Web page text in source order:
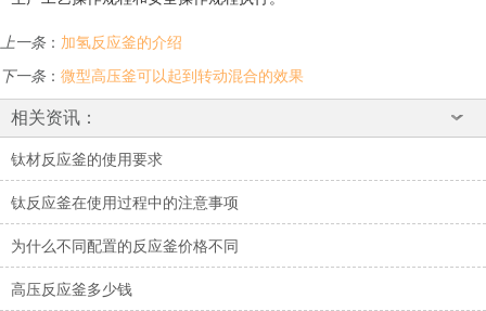
上一条： 加氢反应釜的介绍
下一条： 微型高压釜可以起到转动混合的效果
相关资讯：
钛材反应釜的使用要求
钛反应釜在使用过程中的注意事项
为什么不同配置的反应釜价格不同
高压反应釜多少钱